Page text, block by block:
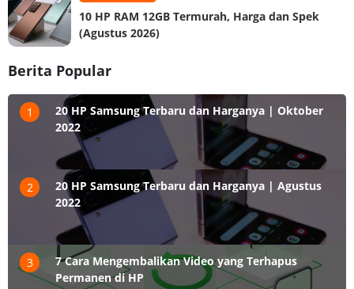
10 HP RAM 12GB Termurah, Harga dan Spek
(Agustus 2026)
Berita Popular
1
20 HP Samsung Terbaru dan Harganya | Oktober
2022
2
20 HP Samsung Terbaru dan Harganya | Agustus
2022
3
7 Cara Mengembalikan Video yang Terhapus
Permanen di HP